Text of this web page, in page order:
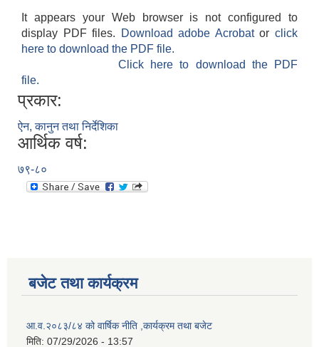
It appears your Web browser is not configured to
display PDF files.
Download adobe Acrobatorclick
here to download the PDF file.
Click here to download the PDF
file.
प्रकार:
ऐन, कानुन तथा निर्देशिका
आर्थिक वर्ष:
७९-८०
बजेट तथा कार्यक्रम
आ.व.२०८३/८४ को वार्षिक नीति ,कार्यक्रम तथा बजेट
मिति: 07/29/2026 - 13:57